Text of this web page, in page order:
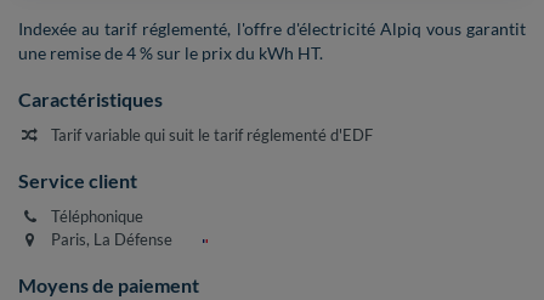
Indexée au tarif réglementé, l'offre d'électricité Alpiq vous garantit
une remise de 4 % sur le prix du kWh HT.
Caractéristiques
Tarif variable qui suit le tarif réglementé d'EDF
Service client
Téléphonique
Paris, La Défense
Moyens de paiement